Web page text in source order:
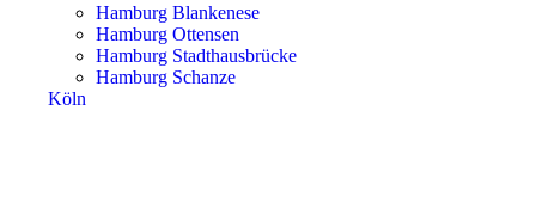
Hamburg Blankenese
Hamburg Ottensen
Hamburg Stadthausbrücke
Hamburg Schanze
Köln